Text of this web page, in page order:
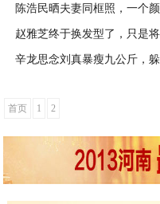
陈浩民晒夫妻同框照，一个
赵雅芝终于换发型了，只是
辛龙思念刘真暴瘦九公斤，
首页 1 2